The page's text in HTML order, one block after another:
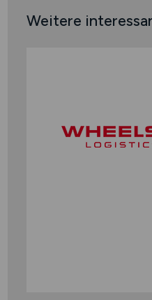
Weitere